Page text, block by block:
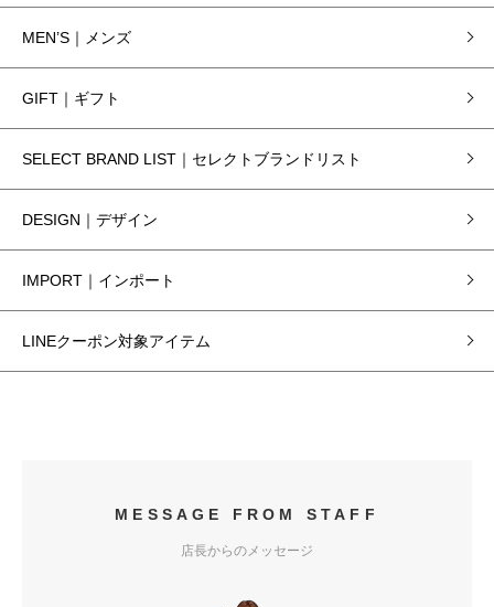
MEN’S｜メンズ
GIFT｜ギフト
SELECT BRAND LIST｜セレクトブランドリスト
DESIGN｜デザイン
IMPORT｜インポート
LINEクーポン対象アイテム
MESSAGE FROM STAFF
店長からのメッセージ